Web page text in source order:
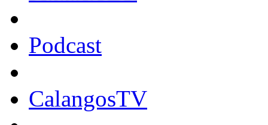
Podcast
CalangosTV